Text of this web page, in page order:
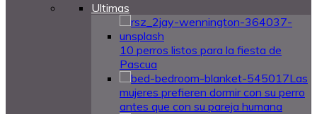
Ultimas
10 perros listos para la fiesta de
Pascua
Las
mujeres prefieren dormir con su perro
antes que con su pareja humana